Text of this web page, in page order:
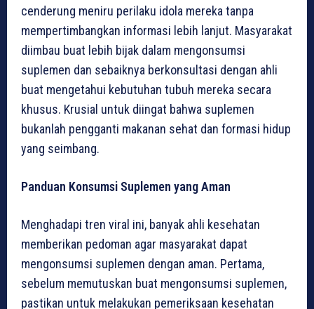
cenderung meniru perilaku idola mereka tanpa
mempertimbangkan informasi lebih lanjut. Masyarakat
diimbau buat lebih bijak dalam mengonsumsi
suplemen dan sebaiknya berkonsultasi dengan ahli
buat mengetahui kebutuhan tubuh mereka secara
khusus. Krusial untuk diingat bahwa suplemen
bukanlah pengganti makanan sehat dan formasi hidup
yang seimbang.
Panduan Konsumsi Suplemen yang Aman
Menghadapi tren viral ini, banyak ahli kesehatan
memberikan pedoman agar masyarakat dapat
mengonsumsi suplemen dengan aman. Pertama,
sebelum memutuskan buat mengonsumsi suplemen,
pastikan untuk melakukan pemeriksaan kesehatan